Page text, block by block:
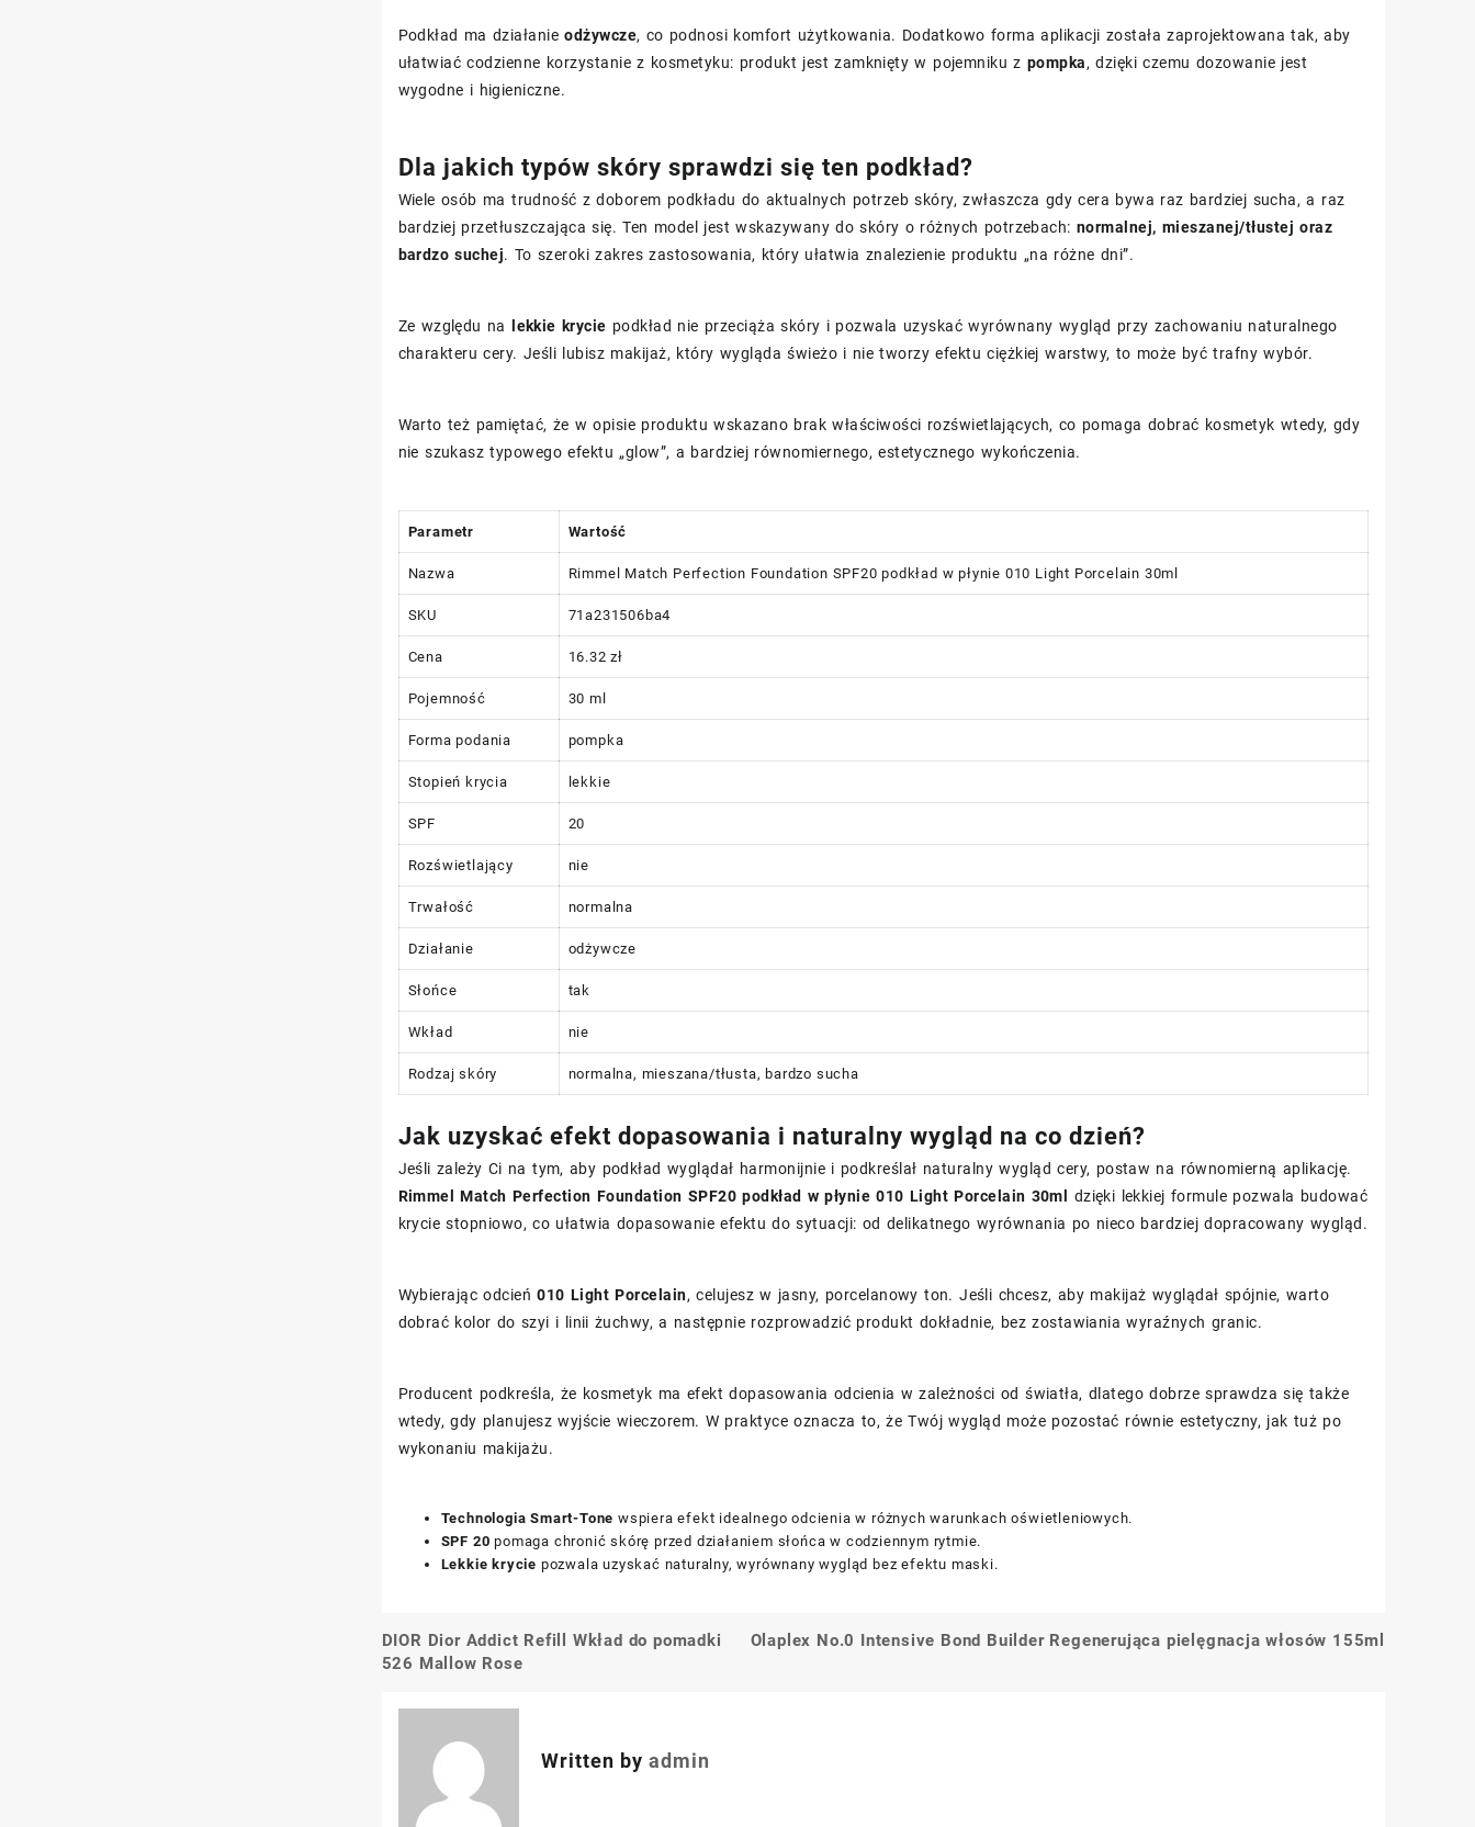
Podkład ma działanieodżywcze, co podnosi komfort użytkowania. Dodatkowo forma aplikacji została zaprojektowana tak, aby
ułatwiać codzienne korzystanie z kosmetyku: produkt jest zamknięty w pojemniku z pompka, dzięki czemu dozowanie jest
wygodne i higieniczne.
Dla jakich typów skóry sprawdzi się ten podkład?
Wiele osób ma trudność z doborem podkładu do aktualnych potrzeb skóry, zwłaszcza gdy cera bywa raz bardziej sucha, a raz
bardziej przetłuszczająca się. Ten model jest wskazywany do skóry o różnych potrzebach: normalnej, mieszanej/tłustej oraz
bardzo suchej. To szeroki zakres zastosowania, który ułatwia znalezienie produktu „na różne dni”.
Ze względu na lekkie krycie podkład nie przeciąża skóry i pozwala uzyskać wyrównany wygląd przy zachowaniu naturalnego
charakteru cery. Jeśli lubisz makijaż, który wygląda świeżo i nie tworzy efektu ciężkiej warstwy, to może być trafny wybór.
Warto też pamiętać, że w opisie produktu wskazano brak właściwości rozświetlających, co pomaga dobrać kosmetyk wtedy, gdy
nie szukasz typowego efektu „glow”, a bardziej równomiernego, estetycznego wykończenia.
Parametr Wartość
Nazwa Rimmel Match Perfection Foundation SPF20 podkład w płynie 010 Light Porcelain 30ml
SKU 71a231506ba4
Cena 16.32 zł
Pojemność 30 ml
Forma podania pompka
Stopień krycia lekkie
SPF 20
Rozświetlający nie
Trwałość normalna
Działanie odżywcze
Słońce tak
Wkład nie
Rodzaj skóry normalna, mieszana/tłusta, bardzo sucha
Jak uzyskać efekt dopasowania i naturalny wygląd na co dzień?
Jeśli zależy Ci na tym, aby podkład wyglądał harmonijnie i podkreślał naturalny wygląd cery, postaw na równomierną aplikację.
Rimmel Match Perfection Foundation SPF20 podkład w płynie 010 Light Porcelain 30ml dzięki lekkiej formule pozwala budować
krycie stopniowo, co ułatwia dopasowanie efektu do sytuacji: od delikatnego wyrównania po nieco bardziej dopracowany wygląd.
Wybierając odcień010 Light Porcelain, celujesz w jasny, porcelanowy ton. Jeśli chcesz, aby makijaż wyglądał spójnie, warto
dobrać kolor do szyi i linii żuchwy, a następnie rozprowadzić produkt dokładnie, bez zostawiania wyraźnych granic.
Producent podkreśla, że kosmetyk ma efekt dopasowania odcienia w zależności od światła, dlatego dobrze sprawdza się także
wtedy, gdy planujesz wyjście wieczorem. W praktyce oznacza to, że Twój wygląd może pozostać równie estetyczny, jak tuż po
wykonaniu makijażu.
Technologia Smart-Tone wspiera efekt idealnego odcienia w różnych warunkach oświetleniowych.
SPF 20 pomaga chronić skórę przed działaniem słońca w codziennym rytmie.
Lekkie krycie pozwala uzyskać naturalny, wyrównany wygląd bez efektu maski.
Nawigacja
DIOR Dior Addict Refill Wkład do pomadki
526 Mallow Rose
Olaplex No.0 Intensive Bond Builder Regenerująca pielęgnacja włosów 155ml
Written by admin